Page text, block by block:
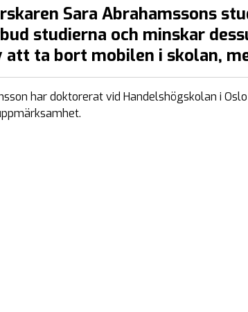
Sara Abrahamssons
studierna och minskar
att ta bort mobilen i skolan,
har doktorerat vid Handelshögskolan i